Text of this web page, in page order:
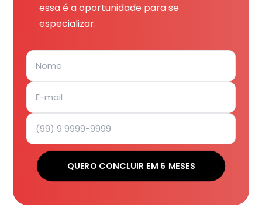
essa é a oportunidade para se
especializar.
QUERO CONCLUIR EM 6 MESES